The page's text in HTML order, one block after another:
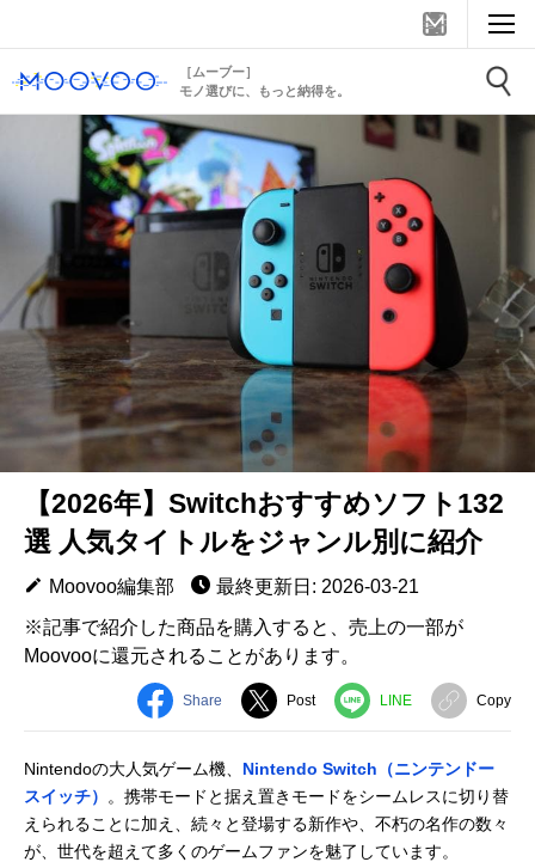
［ムーブー］
モノ選びに、もっと納得を。
【2026年】Switchおすすめソフト132
選 人気タイトルをジャンル別に紹介
Moovoo編集部
最終更新日: 2026-03-21
※記事で紹介した商品を購入すると、売上の一部が
Moovooに還元されることがあります。
Share Post LINE Copy
Nintendoの大人気ゲーム機、 Nintendo Switch（ニンテンドー
スイッチ）
。携帯モードと据え置きモードをシームレスに切り替
えられることに加え、続々と登場する新作や、不朽の名作の数々
が、世代を超えて多くのゲームファンを魅了しています。